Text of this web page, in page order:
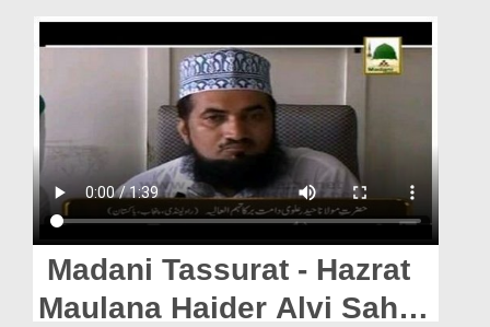
Magazine
Departments
Our Websites
Madani Tassurat - Hazrat
Maulana Haider Alvi Sahib